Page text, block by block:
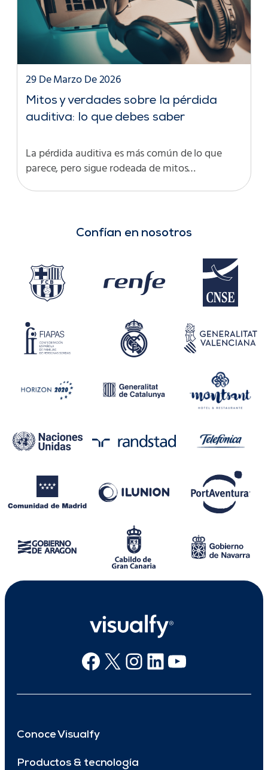
Mitos y verdades sobre la pérdida
auditiva: lo que debes saber
29 De Marzo De 2026
La pérdida auditiva es más común de lo que
parece, pero sigue rodeada de mitos…
Confían en nosotros
Facebook
X Instagram
Linkedin
Youtube
Conoce Visualfy
Productos & tecnología